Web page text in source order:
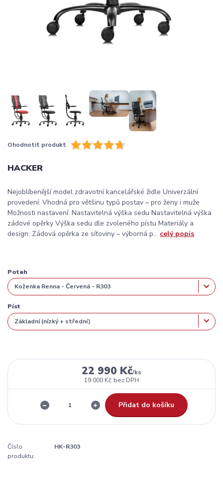
Ohodnotit produkt
HACKER
Nejoblíbenější model zdravotní kancelářské židle Univerzální
provedení: Vhodná pro většinu typů postav – pro ženy i muže
Možnosti nastavení: Nastavitelná výška sedu Nastavitelná výška
zádové opěrky Výška sedu dle zvoleného pístu Materiály a
design: Zádová opěrka ze síťoviny – výborná p... celý popis
Potah
Píst
22 990 Kč/ks
19 000 Kč bez DPH
Přidat do košíku
Číslo
produktu:
HK-R303